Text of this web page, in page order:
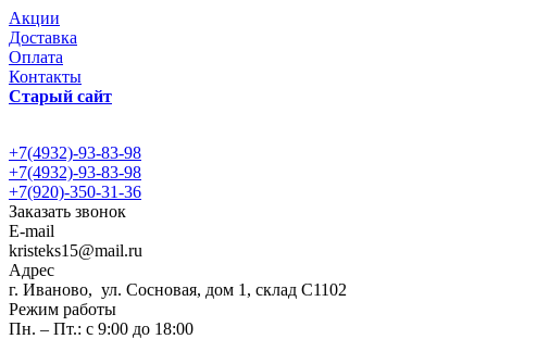
Акции
Доставка
Оплата
Контакты
Старый сайт
+7(4932)-93-83-98
+7(4932)-93-83-98
+7(920)-350-31-36
Заказать звонок
E-mail
kristeks15@mail.ru
Адрес
г. Иваново, ул. Сосновая, дом 1, склад С1102
Режим работы
Пн. – Пт.: с 9:00 до 18:00